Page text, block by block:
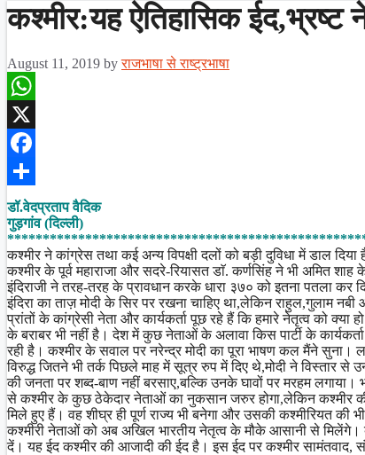
कश्मीर:यह ऐतिहासिक
August 11, 2019 byराजभाषा से राष्ट्रभाषा
WhatsApp
X
Facebook
Share
डॉ.वेदप्रताप वैदिक
गुड़गांव (दिल्ली)
कश्मीर ने कांग्रेस तथा कई अन्य विपक्षी दलों को बड़ी दुविधा में डाल
कश्मीर के पूर्व महाराजा और सदरे-रियासत डाॅ. कर्णसिंह ने भी अमित
इंदिराजी ने तरह-तरह के प्रावधान करके धारा ३७० को इतना पतला कर
इंदिरा का ताज़ मोदी के सिर पर रखना चाहिए था,लेकिन राहुल,गुलाम
प्रांतों के कांग्रेसी नेता और कार्यकर्ता पूछ रहे हैं कि हमारे नेतृत्व को क्या
के बराबर भी नहीं है। देश में कुछ नेताओं के अलावा किस पार्टी के
रही है। कश्मीर के सवाल पर नरेन्द्र मोदी का पूरा भाषण कल मैंने सुना।
विरुद्ध जितने भी तर्क पिछले माह में सूत्र रुप में दिए थे,मोदी ने विस्तार से
की जनता पर शब्द-बाण नहीं बरसाए,बल्कि उनके घावों पर मरहम
से कश्मीर के कुछ ठेकेदार नेताओं का नुकसान जरुर होगा,लेकिन कश्मीर
मिले हुए हैं। वह शीघ्र ही पूर्ण राज्य भी बनेगा और उसकी कश्मीरियत की
कश्मीरी नेताओं को अब अखिल भारतीय नेतृत्व के मौके आसानी से मिलेंगे।
दें। यह ईद कश्मीर की आजादी की ईद है। इस ईद पर कश्मीर